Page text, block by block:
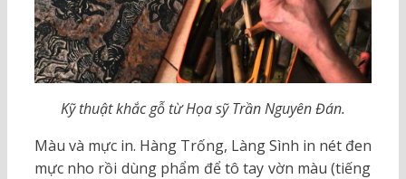
Kỹ thuật khắc gỗ từ Họa sỹ Trần Nguyên Đán.
Màu và mực in. Hàng Trống, Làng Sình in nét đen
mực nho rồi dùng phẩm để tô tay vờn màu (tiếng